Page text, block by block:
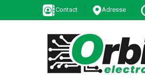
Contact Adresse